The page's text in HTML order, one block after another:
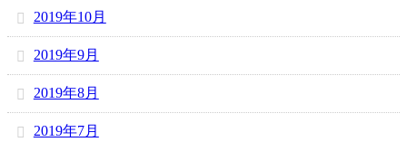
2019年10月
2019年9月
2019年8月
2019年7月